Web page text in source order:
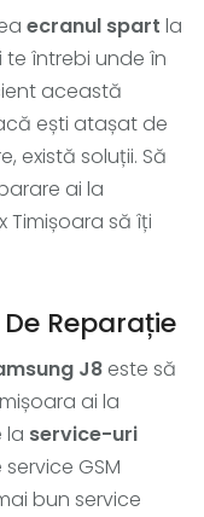
ecranul spart la
te întrebi unde în
această
ești atașat de
există soluții. Să
ai la
Timișoara să îți
Reparație
J8 este să
ai la
la service-uri
GSM
bun service